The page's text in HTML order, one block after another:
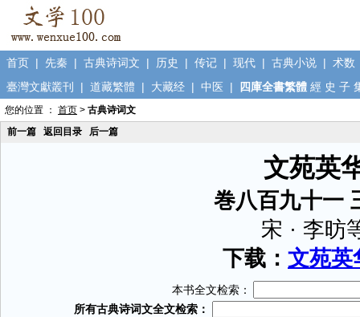
首页 | 先秦 | 古典诗词文 | 历史 | 传记 | 现代 | 古典小说 | 术数
臺灣文獻叢刊
| 道藏繁體 | 大藏经 | 中医 | 四庫全書繁體 經 史 子
您的位置 ： 首页 > 古典诗词文
前一篇
返回目录 后一篇
文苑英
巻八百九十一
宋 · 李昉
下载： 文苑
本书全文检索：